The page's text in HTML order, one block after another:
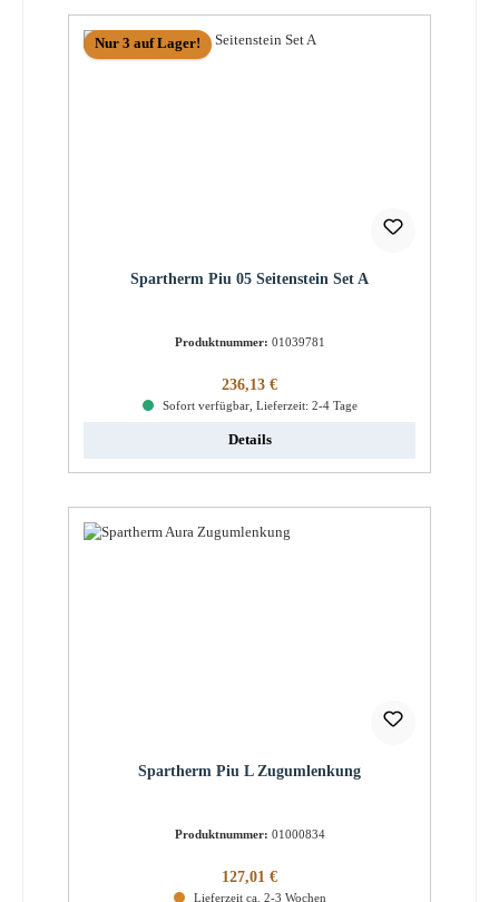
Nur 3 auf Lager!
Spartherm Piu 05 Seitenstein Set A
Produktnummer: 01039781
Regulärer Preis:
236,13 €
Sofort verfügbar, Lieferzeit: 2-4 Tage
Details
Spartherm Piu L Zugumlenkung
Produktnummer: 01000834
Regulärer Preis:
127,01 €
Lieferzeit ca. 2-3 Wochen